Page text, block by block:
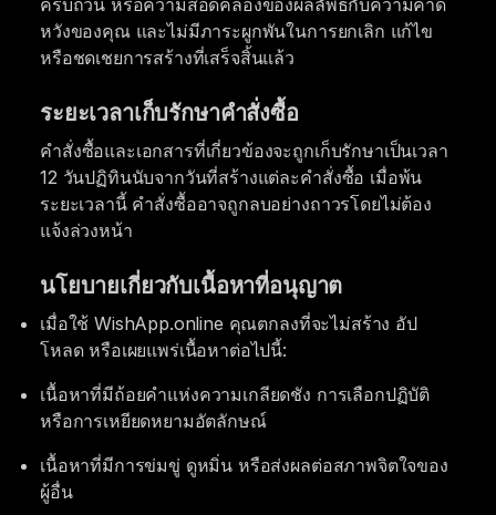
ครบถ้วน หรือความสอดคล้องของผลลัพธ์กับความคาด
หวังของคุณ และไม่มีภาระผูกพันในการยกเลิก แก้ไข
หรือชดเชยการสร้างที่เสร็จสิ้นแล้ว
ระยะเวลาเก็บรักษาคำสั่งซื้อ
คำสั่งซื้อและเอกสารที่เกี่ยวข้องจะถูกเก็บรักษาเป็นเวลา
12 วันปฏิทินนับจากวันที่สร้างแต่ละคำสั่งซื้อ เมื่อพ้น
ระยะเวลานี้ คำสั่งซื้ออาจถูกลบอย่างถาวรโดยไม่ต้อง
แจ้งล่วงหน้า
นโยบายเกี่ยวกับเนื้อหาที่อนุญาต
เมื่อใช้ WishApp.online คุณตกลงที่จะไม่สร้าง อัป
โหลด หรือเผยแพร่เนื้อหาต่อไปนี้:
เนื้อหาที่มีถ้อยคำแห่งความเกลียดชัง การเลือกปฏิบัติ
หรือการเหยียดหยามอัตลักษณ์
เนื้อหาที่มีการข่มขู่ ดูหมิ่น หรือส่งผลต่อสภาพจิตใจของ
ผู้อื่น